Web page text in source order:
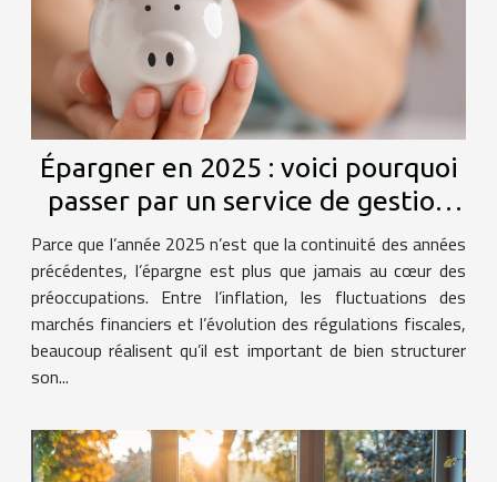
Épargner en 2025 : voici pourquoi
passer par un service de gestion
de patrimoine à Paris !
Parce que l’année 2025 n’est que la continuité des années
précédentes, l’épargne est plus que jamais au cœur des
préoccupations. Entre l’inflation, les fluctuations des
marchés financiers et l’évolution des régulations fiscales,
beaucoup réalisent qu’il est important de bien structurer
son...